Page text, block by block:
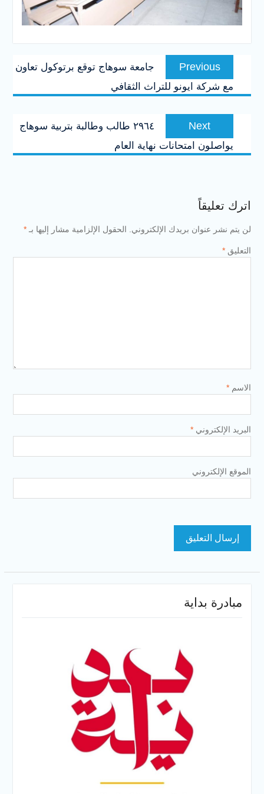
تصفّح
المقالاتPrevious
Previous
post:
جامعة سوهاج توقع برتوكول تعاون
مع شركة ايونو للتراث الثقافي
Next
post:
٢٩٦٤ طالب وطالبة بتربية سوهاج
يواصلون امتحانات نهاية العام
اترك تعليقاً
لن يتم نشر عنوان بريدك الإلكتروني. الحقول الإلزامية مشار إليها بـ *
التعليق *
الاسم *
البريد الإلكتروني *
الموقع الإلكتروني
مبادرة بداية